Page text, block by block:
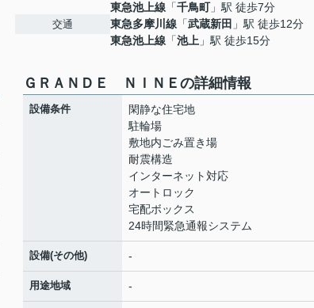
交通
東急池上線 「千鳥町」駅 徒歩7分
東急多摩川線 「武蔵新田 」駅 徒歩12分
東急池上線 「池上 」駅 徒歩15分
ＧＲＡＮＤＥ ＮＩＮＥの詳細情報
設備条件
閑静な住宅地
駐輪場
敷地内ごみ置き場
耐震構造
インターネット対応
オートロック
宅配ボックス
24時間緊急通報システム
設備(その他) -
用途地域 -